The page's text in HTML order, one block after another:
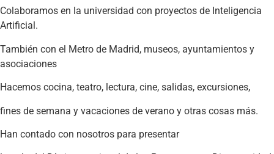
Colaboramos en la universidad con proyectos de Inteligencia
Artificial.
También con el Metro de Madrid, museos, ayuntamientos y
asociaciones
Hacemos cocina, teatro, lectura, cine, salidas, excursiones,
fines de semana y vacaciones de verano y otras cosas más.
Han contado con nosotros para presentar